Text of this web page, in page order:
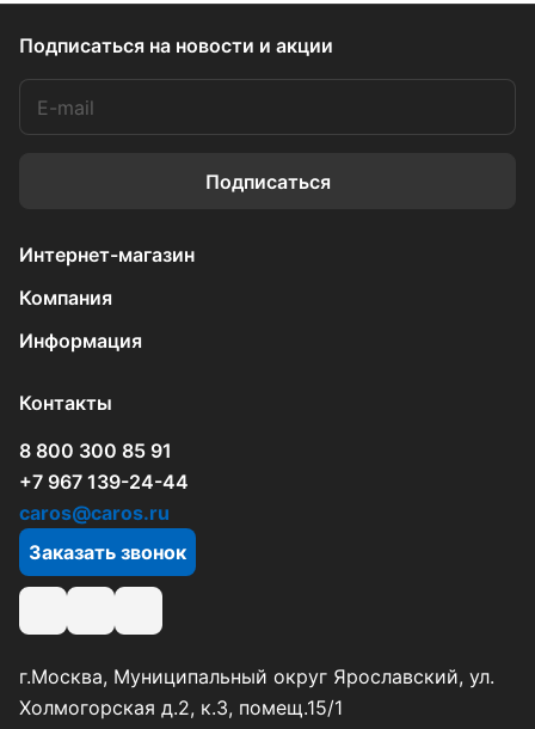
Подписаться на новости и акции
Подписаться
Интернет-магазин
Компания
Информация
Контакты
8 800 300 85 91
+7 967 139-24-44
caros@caros.ru
Заказать звонок
г.Москва, Муниципальный округ Ярославский, ул.
Холмогорская д.2, к.3, помещ.15/1